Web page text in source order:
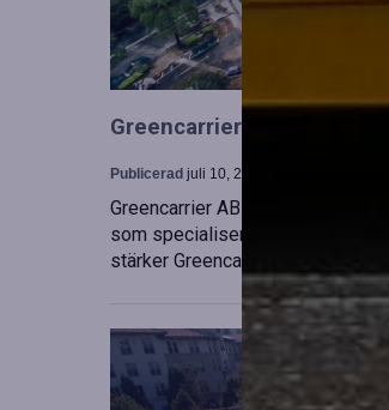
Greencarrier utökar sin
Publicerad juli 10, 2026
Greencarrier AB har förvärvat en
som specialiserar sig på
stärker Greencarriers ställning